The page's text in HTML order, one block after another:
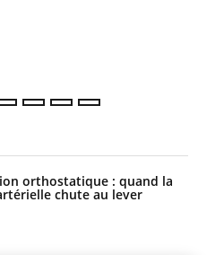
orthostatique : quand la
chute au lever